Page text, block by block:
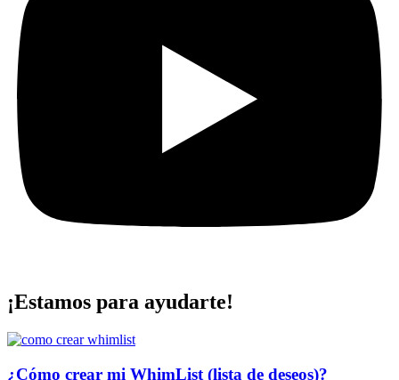
¡Estamos para ayudarte!
¿Cómo crear mi WhimList (lista de deseos)?